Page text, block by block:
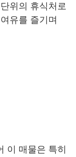
위의 휴식처로
유를 즐기며
이 매물은 특히